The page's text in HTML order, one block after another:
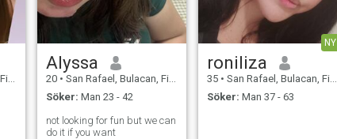
Alyssa
20 • San Rafael, Bulacan, Filippinerna
Söker: Man 23 - 42
not looking for fun but we can
do it if you want
NY
roniliza
35 • San Rafael, Bulacan, Filippinerna
Söker: Man 37 - 63